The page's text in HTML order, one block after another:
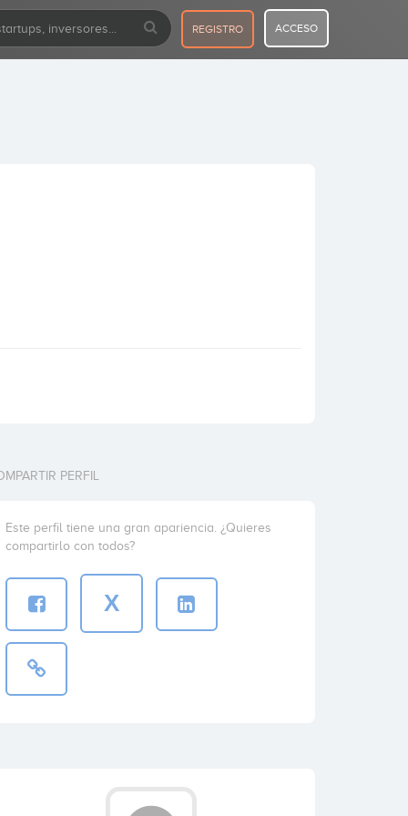
REGISTRO ACCESO
PERFIL
Este perfil tiene una gran apariencia. ¿Quieres
compartirlo con todos?
X